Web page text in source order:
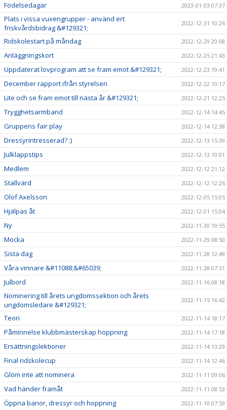
Födelsedagar 2023-01-03 07:37
Plats i vissa vuxengrupper - använd ert
friskvårdsbidrag &#129321;
2022-12-31 10:26
Ridskolestart på måndag 2022-12-29 20:08
Anläggningskort 2022-12-25 21:43
Uppdaterat lovprogram att se fram emot &#129321; 2022-12-23 19:41
December rapport ifrån styrelsen 2022-12-22 10:17
Lite och se fram emot till nästa år &#129321; 2022-12-21 12:25
Trygghetsarmband 2022-12-14 14:45
Gruppens fair play 2022-12-14 12:38
Dressyrintresserad? :) 2022-12-13 15:39
Julklappstips 2022-12-13 10:01
Medlem 2022-12-12 21:12
Stallvärd 2022-12-12 12:26
Olof Axelsson 2022-12-05 15:05
Hjälpas åt 2022-12-01 15:04
Ny 2022-11-30 19:55
Mocka 2022-11-29 08:50
Sista dag 2022-11-28 12:49
Våra vinnare &#11088;&#65039; 2022-11-28 07:31
Julbord 2022-11-16 08:18
Nominering till årets ungdomssektion och årets
ungdomsledare &#129321;
2022-11-15 16:42
Teori 2022-11-14 18:17
Påminnelse klubbmästerskap hoppning 2022-11-14 17:18
Ersättningslektioner 2022-11-14 13:29
Final ridskolecup 2022-11-14 12:46
Glöm inte att nominera 2022-11-11 09:06
Vad händer framåt 2022-11-11 08:53
Öppna banor, dressyr och hoppning 2022-11-10 07:59